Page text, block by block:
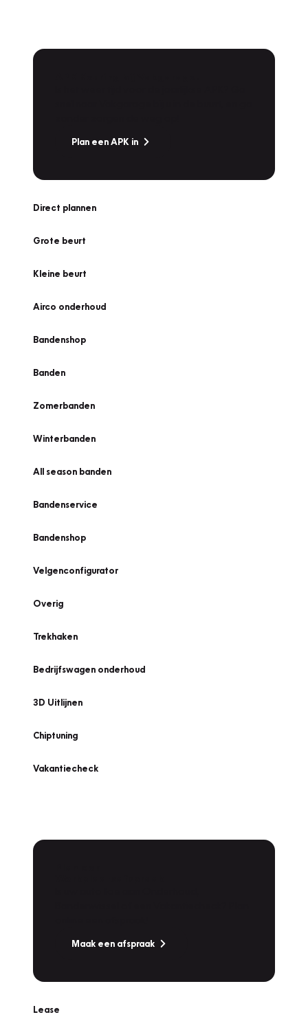
Plan een APK in
Direct plannen
Grote beurt
Kleine beurt
Airco onderhoud
Bandenshop
Banden
Zomerbanden
Winterbanden
All season banden
Bandenservice
Bandenshop
Velgenconfigurator
Overig
Trekhaken
Bedrijfswagen onderhoud
3D Uitlijnen
Chiptuning
Vakantiecheck
Maak een afspraak
Lease